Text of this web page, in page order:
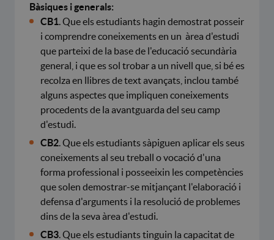
Bàsiques i generals:
CB1 . Que els estudiants hagin demostrat posseir
i comprendre coneixements en un àrea d'estudi
que parteixi de la base de l'educació secundària
general, i que es sol trobar a un nivell que, si bé es
recolza en llibres de text avançats, inclou també
alguns aspectes que impliquen coneixements
procedents de la avantguarda del seu camp
d'estudi.
CB2 . Que els estudiants sàpiguen aplicar els seus
coneixements al seu treball o vocació d'una
forma professional i posseeixin les competències
que solen demostrar-se mitjançant l'elaboració i
defensa d'arguments i la resolució de problemes
dins de la seva àrea d'estudi.
CB3 . Que els estudiants tinguin la capacitat de